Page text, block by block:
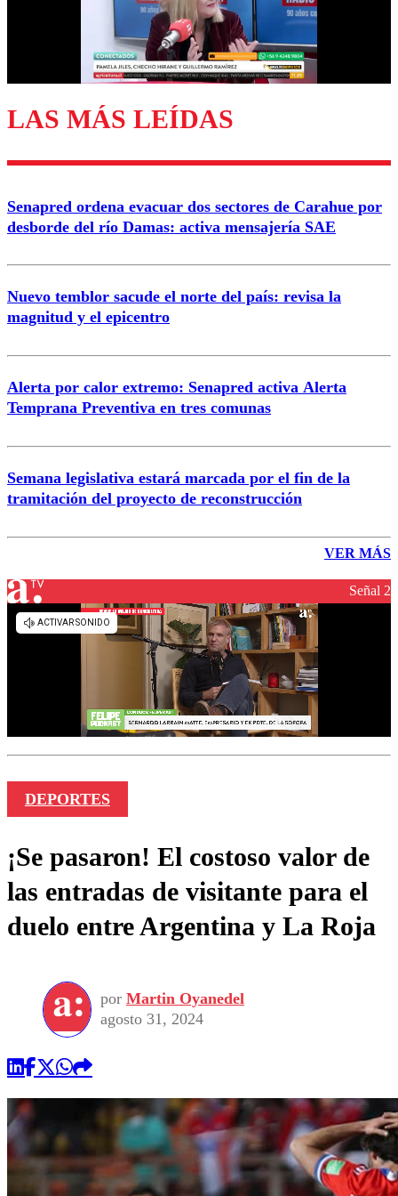
Enviar comentario
LAS MÁS LEÍDAS
Senapred ordena evacuar dos sectores de Carahue por
desborde del río Damas: activa mensajería SAE
Nuevo temblor sacude el norte del país: revisa la
magnitud y el epicentro
Alerta por calor extremo: Senapred activa Alerta
Temprana Preventiva en tres comunas
Semana legislativa estará marcada por el fin de la
tramitación del proyecto de reconstrucción
VER MÁS
Señal 2
DEPORTES
¡Se pasaron! El costoso valor de
las entradas de visitante para el
duelo entre Argentina y La Roja
por Martin Oyanedel
agosto 31, 2024